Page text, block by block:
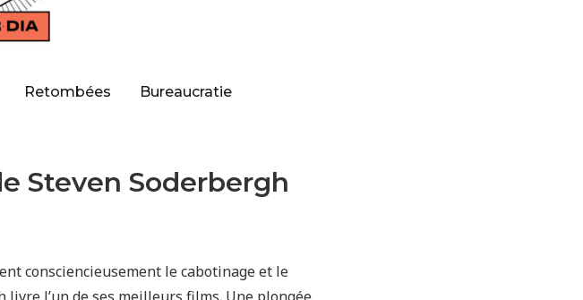
Retombées Bureaucratie
Steven Soderbergh
consciencieusement le cabotinage et le